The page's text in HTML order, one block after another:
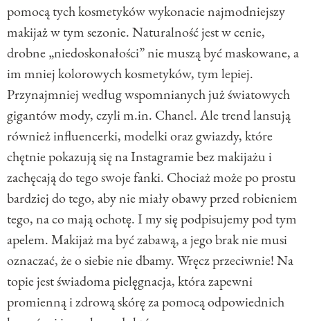
pomocą tych kosmetyków wykonacie najmodniejszy
makijaż w tym sezonie. Naturalność jest w cenie,
drobne „niedoskonałości” nie muszą być maskowane, a
im mniej kolorowych kosmetyków, tym lepiej.
Przynajmniej według wspomnianych już światowych
gigantów mody, czyli m.in. Chanel. Ale trend lansują
również influencerki, modelki oraz gwiazdy, które
chętnie pokazują się na Instagramie bez makijażu i
zachęcają do tego swoje fanki. Chociaż może po prostu
bardziej do tego, aby nie miały obawy przed robieniem
tego, na co mają ochotę. I my się podpisujemy pod tym
apelem. Makijaż ma być zabawą, a jego brak nie musi
oznaczać, że o siebie nie dbamy. Wręcz przeciwnie! Na
topie jest świadoma pielęgnacja, która zapewni
promienną i zdrową skórę za pomocą odpowiednich